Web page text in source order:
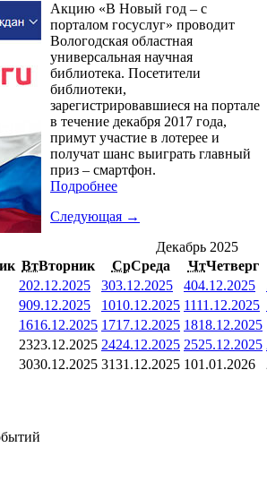
Акцию «В Новый год – с
порталом госуслуг» проводит
Вологодская областная
универсальная научная
библиотека. Посетители
библиотеки,
зарегистрировавшиеся на портале
в течение декабря 2017 года,
примут участие в лотерее и
получат шанс выиграть главный
приз – смартфон.
Подробнее
Следующая →
Декабрь 2025
ВтВторник СрСреда ЧтЧетверг
202.12.2025 303.12.2025 404.12.2025
909.12.2025 1010.12.2025 1111.12.2025
1616.12.2025 1717.12.2025 1818.12.2025
2323.12.2025 2424.12.2025 2525.12.2025
3030.12.2025 3131.12.2025 101.01.2026